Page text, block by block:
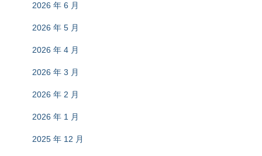
2026 年 6 月
2026 年 5 月
2026 年 4 月
2026 年 3 月
2026 年 2 月
2026 年 1 月
2025 年 12 月